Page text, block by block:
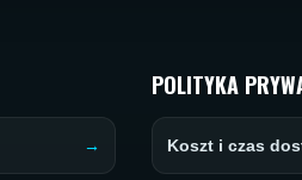
POLITYKA
Koszt i czas